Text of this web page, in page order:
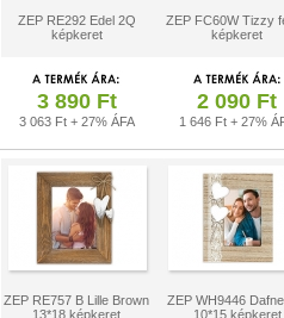
ZEP RE292 Edel 2Q
képkeret
ZEP FC60W Tizzy
képkeret
3 890 Ft
3 063 Ft + 27% ÁFA
2 090 Ft
1 646 Ft + 27%
ZEP RE757 B Lille Brown
13*18 képkeret
ZEP WH9446
10*15 képkeret